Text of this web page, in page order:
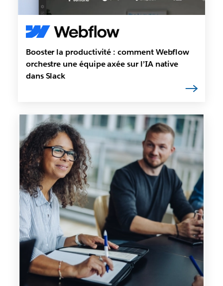
Booster la productivité : comment Webflow
orchestre une équipe axée sur l’IA native
dans Slack